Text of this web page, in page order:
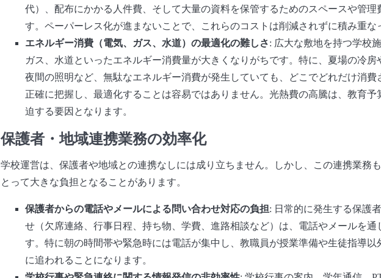
代）、配布にかかる人件費、そして大量の資料を保管するためのスペースや管理
す。ペーパーレス化が進まないことで、これらのコストは削減されずに積み重な
エネルギー消費（電気、ガス、水道）の最適化の難しさ: 広大な敷地を持つ学校
ガス、水道といったエネルギー消費量が大きくなりがちです。特に、夏場の冷房
夜間の照明など、無駄なエネルギー消費が発生していても、どこでどれだけ消費
正確に把握し、最適化することは容易ではありません。光熱費の高騰は、教育予
迫する要因となります。
保護者・地域連携業務の効率化
学校運営は、保護者や地域との連携なしには成り立ちません。しかし、この連携業務
とって大きな負担となることがあります。
保護者からの電話やメールによる問い合わせ対応の負担: 日常的に発生する保護
せ（欠席連絡、行事日程、持ち物、学費、進路相談など）は、電話やメールを通
す。特に朝の時間帯や緊急時には電話が集中し、教職員が授業準備や生徒指導以
に追われることになります。